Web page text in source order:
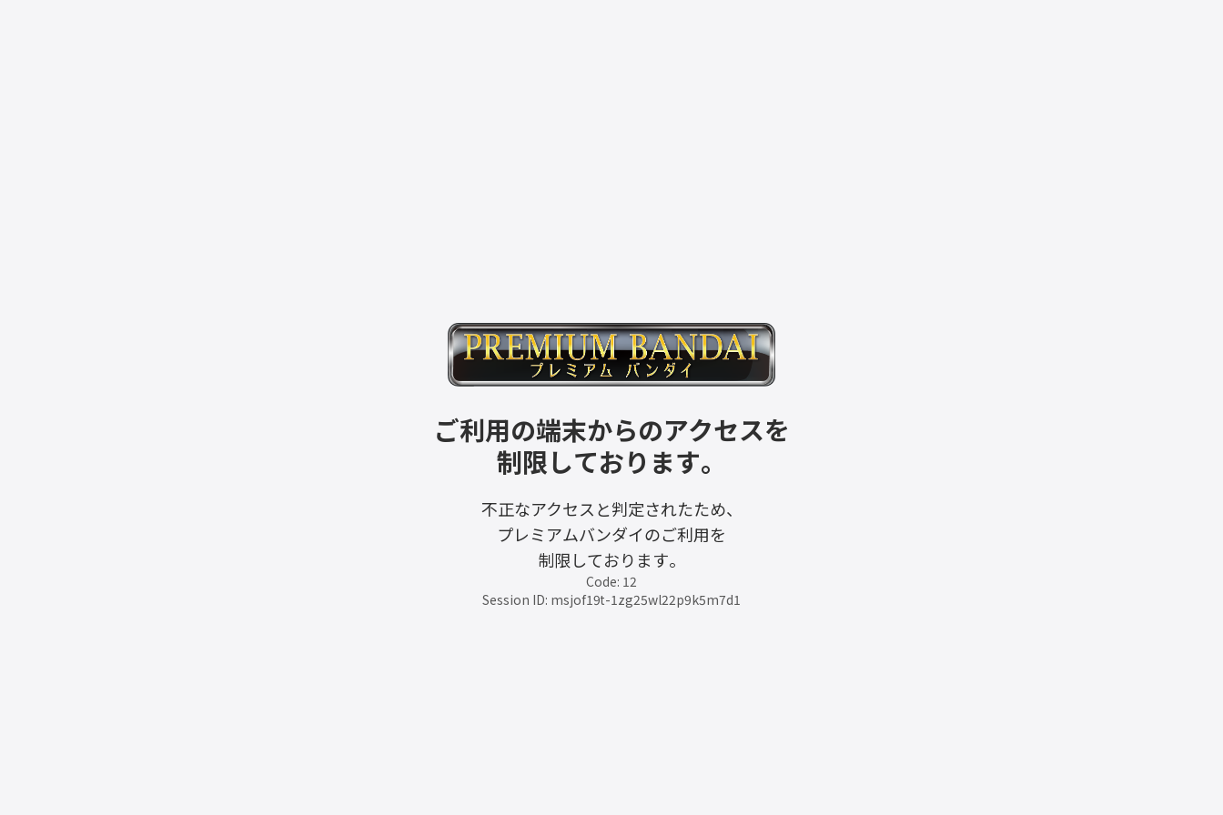
ご利用の端末からのアクセスを
制限しております。
不正なアクセスと判定されたため、
プレミアムバンダイのご利用を
制限しております。
Code: 12
Session ID: msjof19t-1zg25wl22p9k5m7d1